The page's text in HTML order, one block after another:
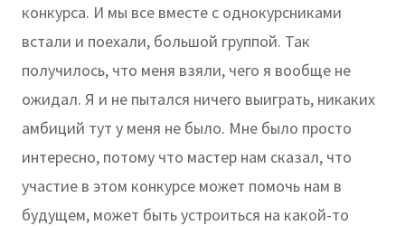
конкурса. И мы все вместе с однокурсниками
встали и поехали, большой группой. Так
получилось, что меня взяли, чего я вообще не
ожидал. Я и не пытался ничего выиграть, никаких
амбиций тут у меня не было. Мне было просто
интересно, потому что мастер нам сказал, что
участие в этом конкурсе может помочь нам в
будущем, может быть устроиться на какой-то